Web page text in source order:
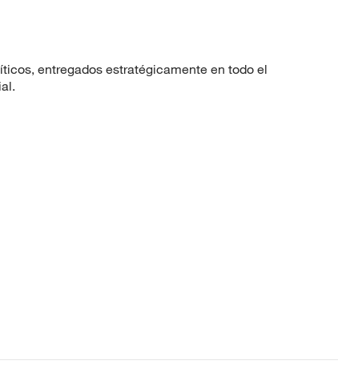
entregados estratégicamente en todo el